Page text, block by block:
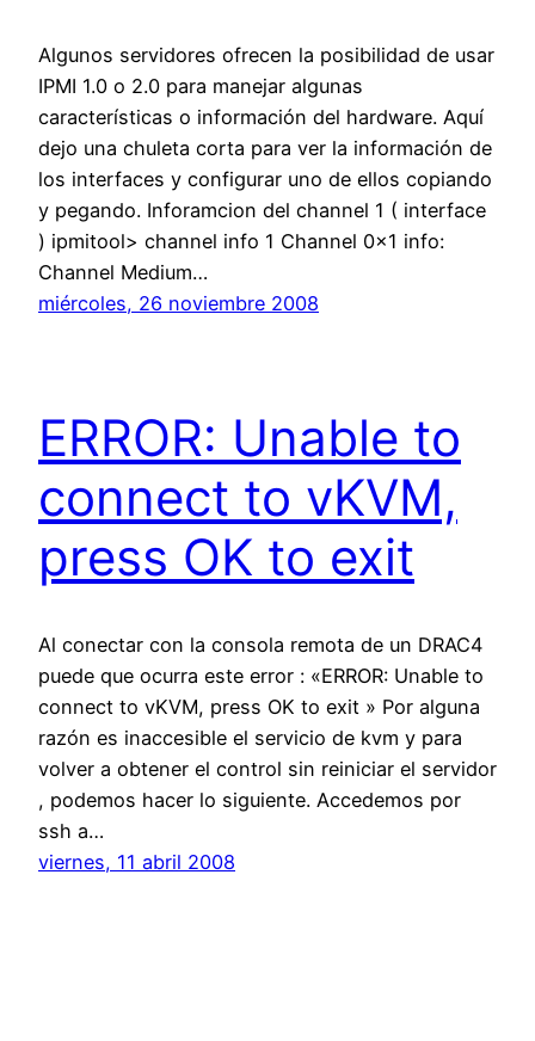
Algunos servidores ofrecen la posibilidad de usar
IPMI 1.0 o 2.0 para manejar algunas
características o información del hardware. Aquí
dejo una chuleta corta para ver la información de
los interfaces y configurar uno de ellos copiando
y pegando. Inforamcion del channel 1 ( interface
) ipmitool> channel info 1 Channel 0x1 info:
Channel Medium…
miércoles, 26 noviembre 2008
ERROR: Unable to
connect to vKVM,
press OK to exit
Al conectar con la consola remota de un DRAC4
puede que ocurra este error : «ERROR: Unable to
connect to vKVM, press OK to exit » Por alguna
razón es inaccesible el servicio de kvm y para
volver a obtener el control sin reiniciar el servidor
, podemos hacer lo siguiente. Accedemos por
ssh a…
viernes, 11 abril 2008